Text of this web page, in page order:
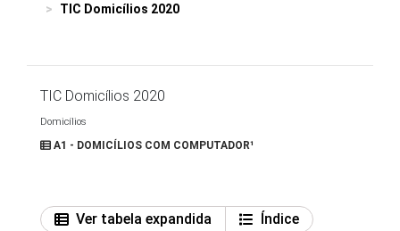
TIC Domicílios 2020
TIC Domicílios 2020
Domicílios
A1 - DOMICÍLIOS COM COMPUTADOR¹
Ver tabela expandida
Índice